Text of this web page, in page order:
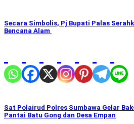
Secara Simbolis, Pj Bupati Palas
Bencana Alam
Sat Polairud Polres Sumbawa Gelar
Pantai Batu Gong dan Desa Empan